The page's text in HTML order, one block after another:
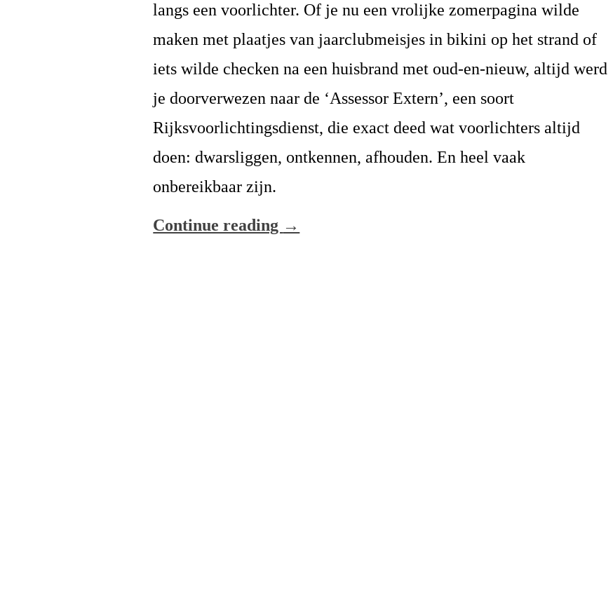
langs een voorlichter. Of je nu een vrolijke zomerpagina wilde
maken met plaatjes van jaarclubmeisjes in bikini op het strand of
iets wilde checken na een huisbrand met oud-en-nieuw, altijd werd
je doorverwezen naar de ‘Assessor Extern’, een soort
Rijksvoorlichtingsdienst, die exact deed wat voorlichters altijd
doen: dwarsliggen, ontkennen, afhouden. En heel vaak
onbereikbaar zijn.
Continue reading →